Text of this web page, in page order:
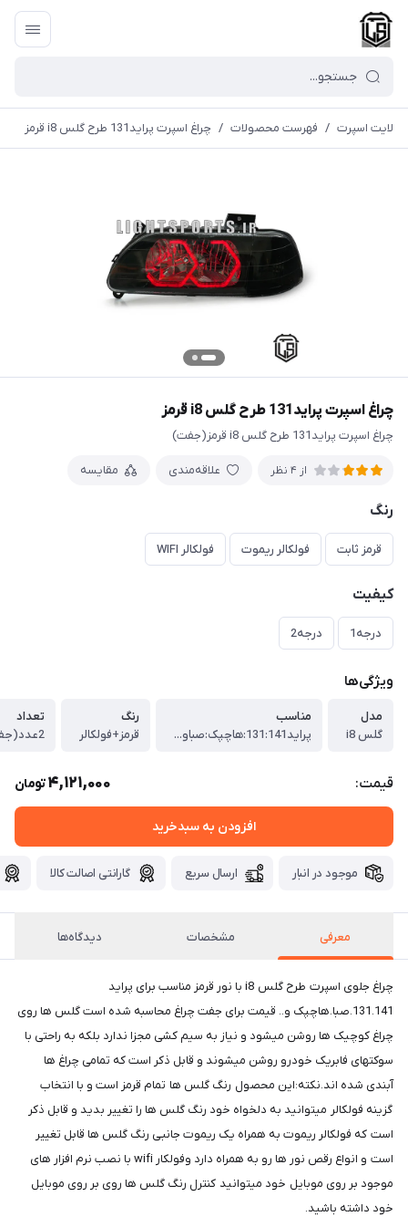
لایت اسپرت / فهرست محصولات / چراغ اسپرت پراید131 طرح گلس i8 قرمز
چراغ اسپرت پراید131 طرح گلس i8 قرمز
چراغ اسپرت پراید131 طرح گلس i8 قرمز(جفت)
از 4 نظر علاقه‌مندی مقایسه
رنگ
قرمز ثابت فولکالر ریموت فولکالر WIFI
کیفیت
درجه1 درجه2
ویژگی‌ها
مدل
گلس i8
مناسب
پراید131:141:هاچپک:صباو...
رنگ
قرمز+فولکالر
تعداد
2عدد(جفت)
قیمت: 4,121,000تومان
افزودن به سبدخرید
موجود در انبار ارسال سریع گارانتی اصالت کالا
معرفی مشخصات دیدگاه‌ها
چراغ جلوی اسپرت طرح گلس i8 با نور قرمز مناسب برای پراید
131.141.صبا.هاچپک و.. قیمت برای جفت چراغ محاسبه شده است گلس ها روی
چراغ کوچیک ها روشن میشود و نیاز به سیم کشی مجزا ندارد بلکه به راحتی با
سوکتهای فابریک خودرو روشن میشوند و قابل ذکر است که تمامی چراغ ها
آبندی شده اند.نکته:این محصول رنگ گلس ها تمام قرمز است و با انتخاب
گزینه فولکالر میتوانید به دلخواه خود رنگ گلس ها را تغییر بدید و قابل ذکر
است که فولکالر ریموت به همراه یک ریموت جانبی رنگ گلس ها قابل تغییر
است و انواع رقص نور ها رو به همراه دارد وفولکار wifi با نصب نرم افزار های
موجود بر روی موبایل خود میتوانید کنترل رنگ گلس ها روی بر روی موبایل
خود داشته باشید.